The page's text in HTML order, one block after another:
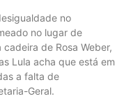
no
no lugar de
de Rosa Weber,
Lula acha que está em
a falta de
Geral.